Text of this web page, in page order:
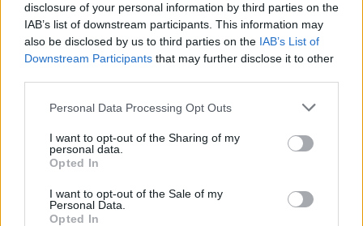
disclosure of your personal information by third parties on the
IAB’s list of downstream participants. This information may
also be disclosed by us to third parties on the IAB’s List of
Downstream Participants that may further disclose it to other
Personal Data Processing Opt Outs
I want to opt-out of the Sharing of my
personal data.
Opted In
I want to opt-out of the Sale of my
Personal Data.
Opted In
usg-test-papp-a-nipt/
http://badaniaprenatalne.pl/jak-zrozumiec-wyniki-obliczonego-
ryzyka-dla-trisomii-21/
Treści i materiały zawarte w tym serwisie mają charakter
odpowiedzialności za efekty ich zastosowania. Przed
zastosowaniem porad i wskazówek zawartych w serwisie, należy
bezwzględnie skonsultować się z lekarzem.
Reklama: